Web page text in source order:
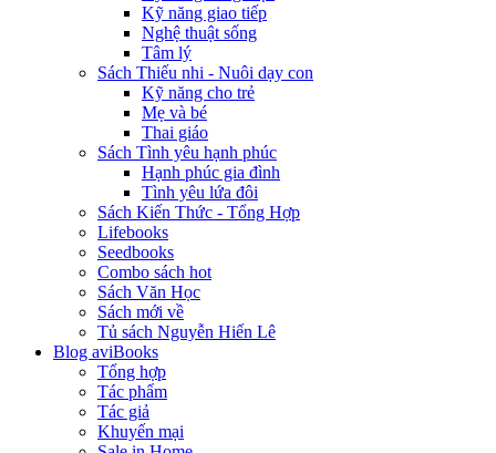
Kỹ năng giao tiếp
Nghệ thuật sống
Tâm lý
Sách Thiếu nhi - Nuôi dạy con
Kỹ năng cho trẻ
Mẹ và bé
Thai giáo
Sách Tình yêu hạnh phúc
Hạnh phúc gia đình
Tình yêu lứa đôi
Sách Kiến Thức - Tổng Hợp
Lifebooks
Seedbooks
Combo sách hot
Sách Văn Học
Sách mới về
Tủ sách Nguyễn Hiến Lê
Blog aviBooks
Tổng hợp
Tác phẩm
Tác giả
Khuyến mại